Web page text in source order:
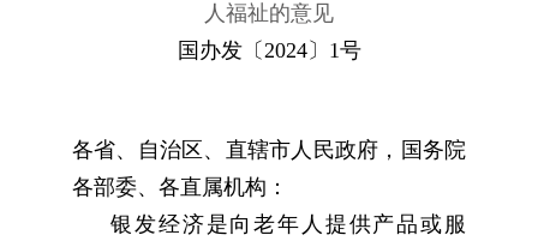
人福祉的意见
国办发〔 2024〕 1号
各省、自治区、直辖市人民政府，国务院
各部委、各直属机构：
银发经济是向老年人提供产品或服